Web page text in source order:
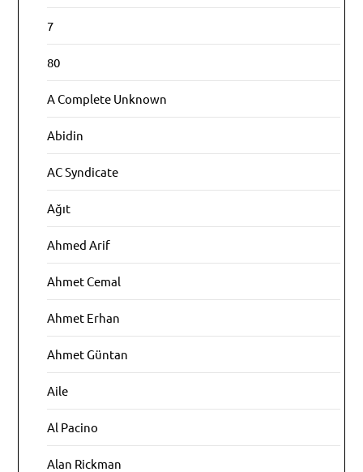
7
80
A Complete Unknown
Abidin
AC Syndicate
Ağıt
Ahmed Arif
Ahmet Cemal
Ahmet Erhan
Ahmet Güntan
Aile
Al Pacino
Alan Rickman